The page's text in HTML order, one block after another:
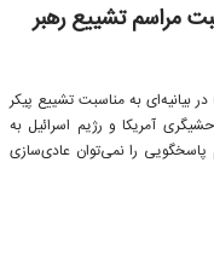
مراسم تشییع رهبر
بیانیه‌ای به مناسبت تشییع پیکر
آمریکا و رژیم اسرائیل به
را نمی‌توان عادی‌سازی